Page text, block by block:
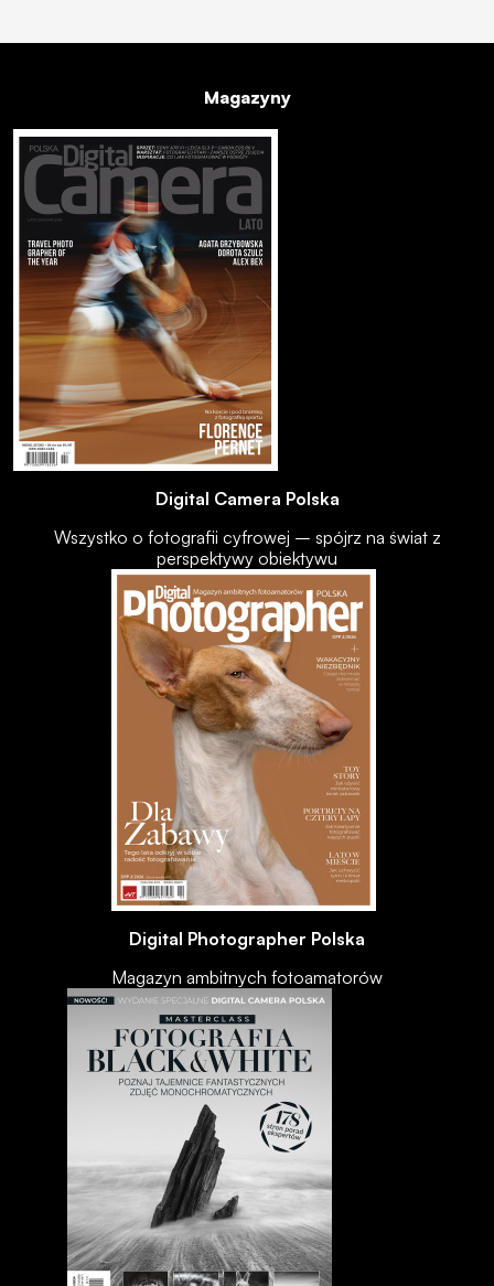
Magazyny
Digital Camera Polska
Wszystko o fotografii cyfrowej – spójrz na świat z
perspektywy obiektywu
Digital Photographer Polska
Magazyn ambitnych fotoamatorów